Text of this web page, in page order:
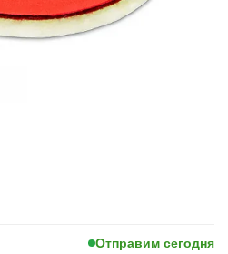
Отправим сегодня